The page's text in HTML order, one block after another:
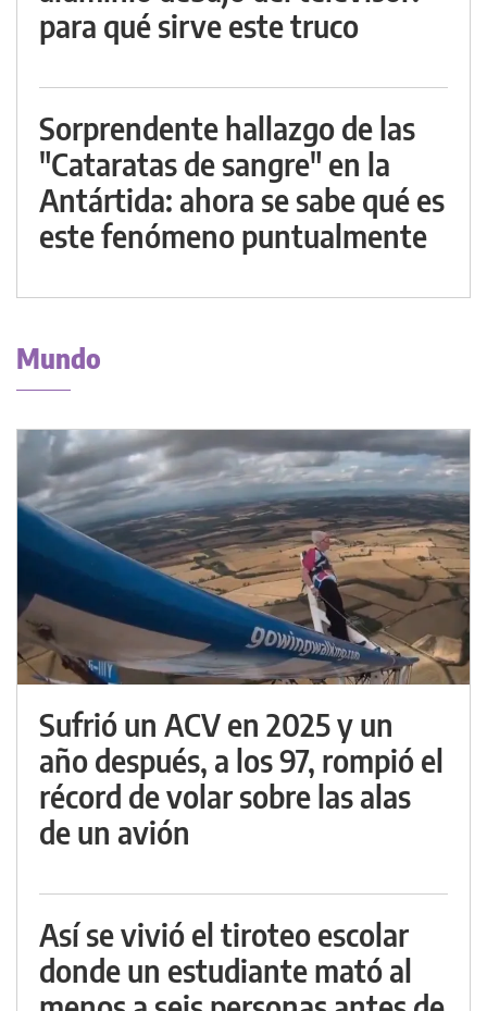
para qué sirve este truco
Sorprendente hallazgo de las
"Cataratas de sangre" en la
Antártida: ahora se sabe qué es
este fenómeno puntualmente
Mundo
Sufrió un ACV en 2025 y un
año después, a los 97, rompió el
récord de volar sobre las alas
de un avión
Así se vivió el tiroteo escolar
donde un estudiante mató al